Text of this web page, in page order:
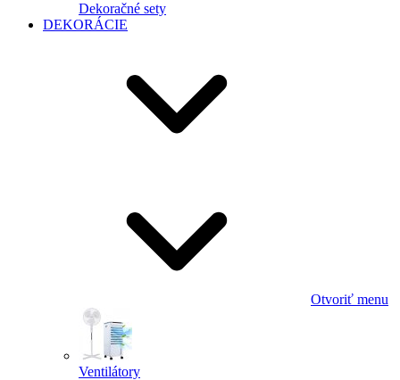
Dekoračné sety
DEKORÁCIE
Otvoriť menu
Ventilátory